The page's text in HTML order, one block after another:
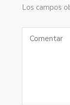
Los campos